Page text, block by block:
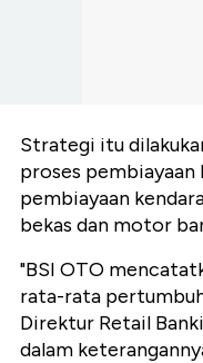
Strategi itu
proses pembiayaan
pembiayaan
bekas dan motor
"BSI OTO
rata-rata
Direktur Retail
dalam